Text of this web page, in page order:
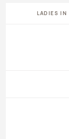
LADIES IN